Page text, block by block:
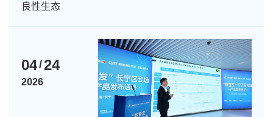
良性生态
04/24
2026